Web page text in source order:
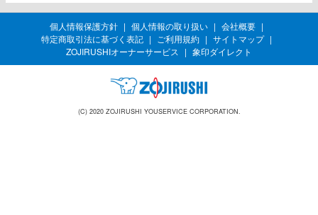
個人情報保護方針 個人情報の取り扱い
会社概要
特定商取引法に基づく表記
ご利用規約
サイトマップ
ZOJIRUSHIオーナーサービス
象印ダイレクト
(C) 2020 ZOJIRUSHI YOUSERVICE CORPORATION.